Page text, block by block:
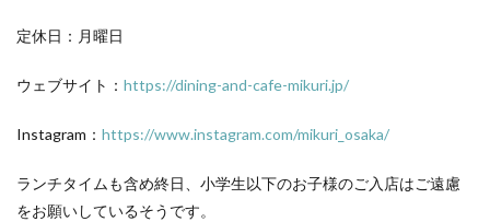
定休日：月曜日
ウェブサイト： https://dining-and-cafe-mikuri.jp/
Instagram： https://www.instagram.com/mikuri_osaka/
ランチタイムも含め終日、小学生以下のお子様のご入店はご遠慮
をお願いしているそうです。